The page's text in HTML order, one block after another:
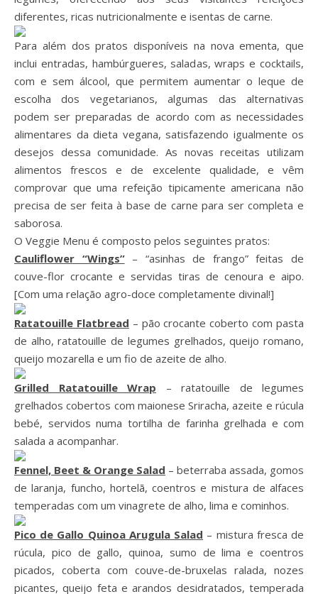
diferentes, ricas nutricionalmente e isentas de carne.
Para além dos pratos disponíveis na nova ementa, que
inclui entradas, hambúrgueres, saladas, wraps e cocktails,
com e sem álcool, que permitem aumentar o leque de
escolha dos vegetarianos, algumas das alternativas
podem ser preparadas de acordo com as necessidades
alimentares da dieta vegana, satisfazendo igualmente os
desejos dessa comunidade. As novas receitas utilizam
alimentos frescos e de excelente qualidade, e vêm
comprovar que uma refeição tipicamente americana não
precisa de ser feita à base de carne para ser completa e
saborosa.
O Veggie Menu é composto pelos seguintes pratos:
Cauliflower “Wings”– “asinhas de frango” feitas de
couve-flor crocante e servidas tiras de cenoura e aipo.
[Com uma relação agro-doce completamente divinal!]
Ratatouille Flatbread – pão crocante coberto com pasta
de alho, ratatouille de legumes grelhados, queijo romano,
queijo mozarella e um fio de azeite de alho.
Grilled Ratatouille Wrap – ratatouille de legumes
grelhados cobertos com maionese Sriracha, azeite e rúcula
bebé, servidos numa tortilha de farinha grelhada e com
salada a acompanhar.
Fennel, Beet & Orange Salad – beterraba assada, gomos
de laranja, funcho, hortelã, coentros e mistura de alfaces
temperadas com um vinagrete de alho, lima e cominhos.
Pico de Gallo Quinoa Arugula Salad – mistura fresca de
rúcula, pico de gallo, quinoa, sumo de lima e coentros
picados, coberta com couve-de-bruxelas ralada, nozes
picantes, queijo feta e arandos desidratados, temperada